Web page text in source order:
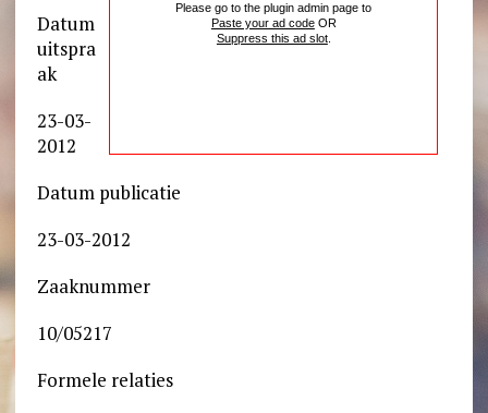
Please go to the plugin admin page to
Paste your ad codeOR
Suppress this ad slot.
Datum
uitspra
ak
23-03-
2012
Datum publicatie
23-03-2012
Zaaknummer
10/05217
Formele relaties